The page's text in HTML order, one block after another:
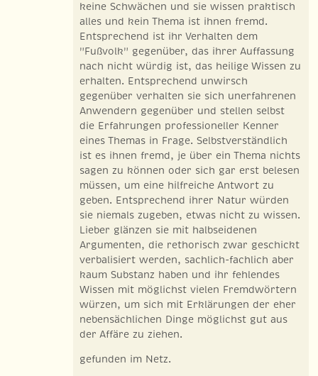
keine Schwächen und sie wissen praktisch
alles und kein Thema ist ihnen fremd.
Entsprechend ist ihr Verhalten dem
"Fußvolk" gegenüber, das ihrer Auffassung
nach nicht würdig ist, das heilige Wissen zu
erhalten. Entsprechend unwirsch
gegenüber verhalten sie sich unerfahrenen
Anwendern gegenüber und stellen selbst
die Erfahrungen professioneller Kenner
eines Themas in Frage. Selbstverständlich
ist es ihnen fremd, je über ein Thema nichts
sagen zu können oder sich gar erst belesen
müssen, um eine hilfreiche Antwort zu
geben. Entsprechend ihrer Natur würden
sie niemals zugeben, etwas nicht zu wissen.
Lieber glänzen sie mit halbseidenen
Argumenten, die rethorisch zwar geschickt
verbalisiert werden, sachlich-fachlich aber
kaum Substanz haben und ihr fehlendes
Wissen mit möglichst vielen Fremdwörtern
würzen, um sich mit Erklärungen der eher
nebensächlichen Dinge möglichst gut aus
der Affäre zu ziehen.
gefunden im Netz.